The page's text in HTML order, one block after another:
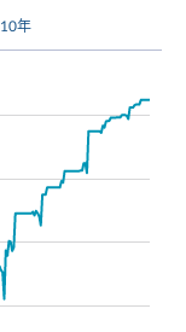
10年